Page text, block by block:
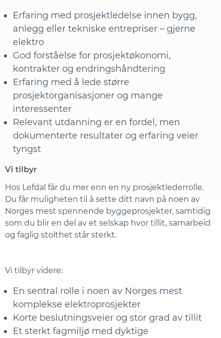
Erfaring med prosjektledelse innen bygg,
anlegg eller tekniske entrepriser – gjerne
elektro
God forståelse for prosjektøkonomi,
kontrakter og endringshåndtering
Erfaring med å lede større
prosjektorganisasjoner og mange
interessenter
Relevant utdanning er en fordel, men
dokumenterte resultater og erfaring veier
tyngst
Vi tilbyr
Hos Lefdal får du mer enn en ny prosjektlederrolle.
Du får muligheten til å sette ditt navn på noen av
Norges mest spennende byggeprosjekter, samtidig
som du blir en del av et selskap hvor tillit, samarbeid
og faglig stolthet står sterkt.
Vi tilbyr videre:
En sentral rolle i noen av Norges mest
komplekse elektroprosjekter
Korte beslutningsveier og stor grad av tillit
Et sterkt fagmiljø med dyktige